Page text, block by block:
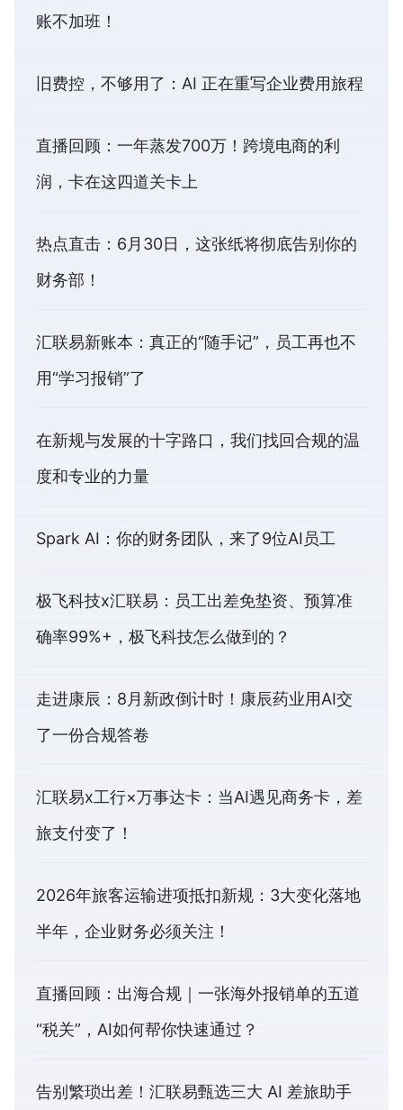
账不加班！
旧费控，不够用了：AI 正在重写企业费用旅程
直播回顾：一年蒸发700万！跨境电商的利
润，卡在这四道关卡上
热点直击：6月30日，这张纸将彻底告别你的
财务部！
汇联易新账本：真正的“随手记”，员工再也不
用“学习报销”了
在新规与发展的十字路口，我们找回合规的温
度和专业的力量
Spark AI：你的财务团队，来了9位AI员工
极飞科技x汇联易：员工出差免垫资、预算准
确率99%+，极飞科技怎么做到的？
走进康辰：8月新政倒计时！康辰药业用AI交
了一份合规答卷
汇联易x工行×万事达卡：当AI遇见商务卡，差
旅支付变了！
2026年旅客运输进项抵扣新规：3大变化落地
半年，企业财务必须关注！
直播回顾：出海合规｜一张海外报销单的五道
“税关”，AI如何帮你快速通过？
告别繁琐出差！汇联易甄选三大 AI 差旅助手